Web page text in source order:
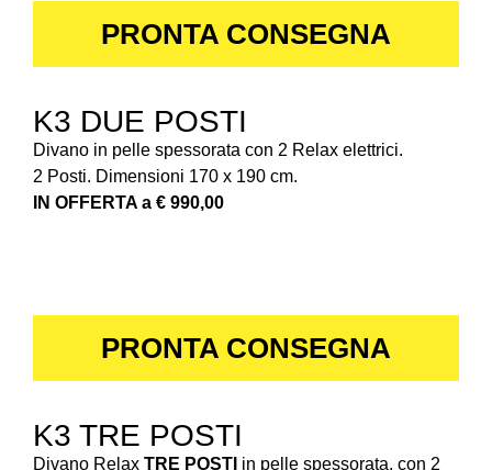
PRONTA CONSEGNA
K3 DUE POSTI
Divano in pelle spessorata con 2 Relax elettrici.
2 Posti. Dimensioni 170 x 190 cm.
IN OFFERTA a € 990,00
PRONTA CONSEGNA
K3 TRE POSTI
Divano Relax TRE POSTI in pelle spessorata, con 2